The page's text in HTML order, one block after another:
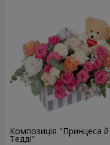
Композиція "Принцеса й
Тедді"